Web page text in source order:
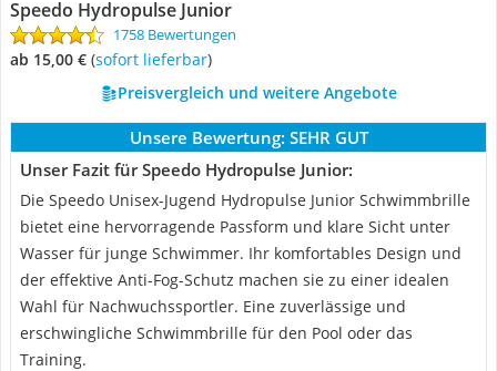
Speedo Hydropulse Junior
1758 Bewertungen
ab 15,00 € ( Sofort lieferbar)
Preisvergleich und weitere Angebote
Unsere Bewertung: SEHR GUT
Unser Fazit für Speedo Hydropulse Junior:
Die Speedo Unisex-Jugend Hydropulse Junior Schwimmbrille
bietet eine hervorragende Passform und klare Sicht unter
Wasser für junge Schwimmer. Ihr komfortables Design und
der effektive Anti-Fog-Schutz machen sie zu einer idealen
Wahl für Nachwuchssportler. Eine zuverlässige und
erschwingliche Schwimmbrille für den Pool oder das
Training.